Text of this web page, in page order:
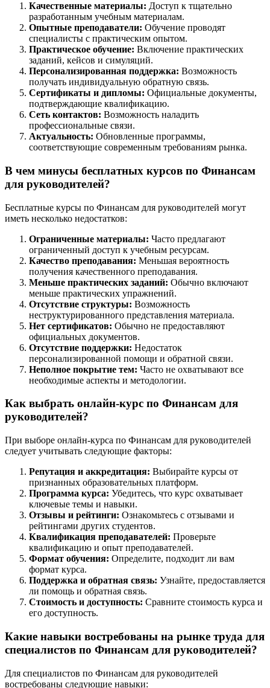
Качественные материалы: Доступ к тщательно
разработанным учебным материалам.
Опытные преподаватели: Обучение проводят
специалисты с практическим опытом.
Практическое обучение: Включение практических
заданий, кейсов и симуляций.
Персонализированная поддержка: Возможность
получать индивидуальную обратную связь.
Сертификаты и дипломы: Официальные документы,
подтверждающие квалификацию.
Сеть контактов: Возможность наладить
профессиональные связи.
Актуальность: Обновленные программы,
соответствующие современным требованиям рынка.
В чем минусы бесплатных курсов по Финансам
для руководителей?
Бесплатные курсы по Финансам для руководителей могут
иметь несколько недостатков:
Ограниченные материалы: Часто предлагают
ограниченный доступ к учебным ресурсам.
Качество преподавания: Меньшая вероятность
получения качественного преподавания.
Меньше практических заданий: Обычно включают
меньше практических упражнений.
Отсутствие структуры: Возможность
неструктурированного представления материала.
Нет сертификатов: Обычно не предоставляют
официальных документов.
Отсутствие поддержки: Недостаток
персонализированной помощи и обратной связи.
Неполное покрытие тем: Часто не охватывают все
необходимые аспекты и методологии.
Как выбрать онлайн-курс по Финансам для
руководителей?
При выборе онлайн-курса по Финансам для руководителей
следует учитывать следующие факторы:
Репутация и аккредитация: Выбирайте курсы от
признанных образовательных платформ.
Программа курса: Убедитесь, что курс охватывает
ключевые темы и навыки.
Отзывы и рейтинги: Ознакомьтесь с отзывами и
рейтингами других студентов.
Квалификация преподавателей: Проверьте
квалификацию и опыт преподавателей.
Формат обучения: Определите, подходит ли вам
формат курса.
Поддержка и обратная связь: Узнайте, предоставляется
ли помощь и обратная связь.
Стоимость и доступность: Сравните стоимость курса и
его доступность.
Какие навыки востребованы на рынке труда для
специалистов по Финансам для руководителей?
Для специалистов по Финансам для руководителей
востребованы следующие навыки: